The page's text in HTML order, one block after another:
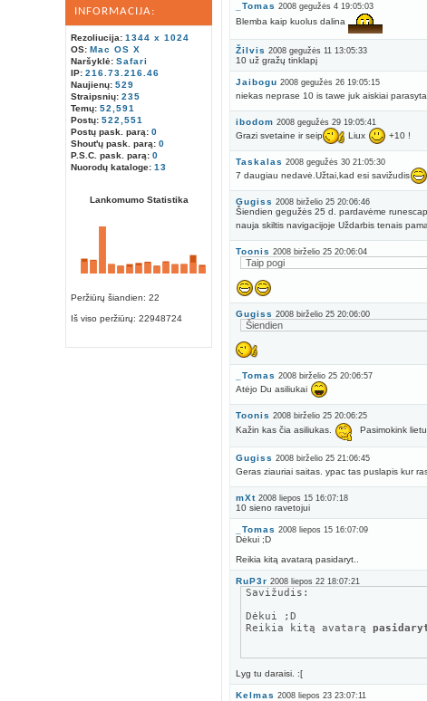
INFORMACIJA:
Rezoliucija: 1344 x 1024
OS: Mac OS X
Naršyklė: Safari
IP: 216.73.216.46
Naujienų: 529
Straipsnių: 235
Temų: 52,591
Postų: 522,551
Postų pask. parą: 0
Shout'ų pask. parą: 0
P.S.C. pask. parą: 0
Nuorodų kataloge: 13
Lankomumo Statistika
Peržiūrų šiandien: 22
Iš viso peržiūrų: 22948724
_Tomas 2008 gegužės 4 19:05:03
Blemba kaip kuolus dalina
Žilvis 2008 gegužės 11 13:05:33
10 už gražų tinklapį
Jaibogu 2008 gegužės 26 19:05:15
niekas neprase 10 is tawe juk aiskiai
ibodom 2008 gegužės 29 19:05:41
Grazi svetaine ir seip Liux +10 !
Taskalas 2008 gegužės 30 21:05:30
7 daugiau nedavė.Užtai,kad esi savižudis
Gugiss 2008 birželio 25 20:06:46
Šiendien gegužės 25 d. pardavėme
nauja skiltis navigacijoje Uždarbis tenais
Toonis 2008 birželio 25 20:06:04
Taip pogi
Gugiss 2008 birželio 25 20:06:00
Šiendien
_Tomas 2008 birželio 25 20:06:57
Atėjo Du asiliukai
Toonis 2008 birželio 25 20:06:25
Kažin kas čia asiliukas. Pasimokink
Gugiss 2008 birželio 25 21:06:45
Geras ziauriai saitas. ypac tas puslapis kur
mXt 2008 liepos 15 16:07:18
10 sieno ravetojui
_Tomas 2008 liepos 15 16:07:09
Dėkui ;D
Reikia kitą avatarą pasidaryt..
RuP3r 2008 liepos 22 18:07:21
Savižudis:
Dėkui ;D
Reikia kitą avatarą
Lyg tu daraisi. :[
Kelmas 2008 liepos 23 23:07:11